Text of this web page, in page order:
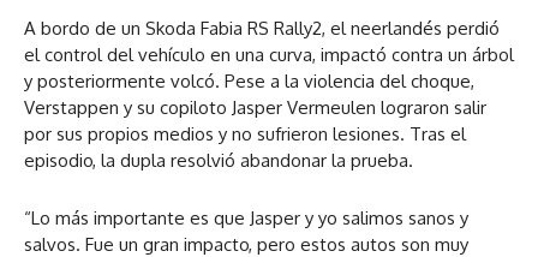
A bordo de un Skoda Fabia RS Rally2, el neerlandés perdió
el control del vehículo en una curva, impactó contra un árbol
y posteriormente volcó. Pese a la violencia del choque,
Verstappen y su copiloto Jasper Vermeulen lograron salir
por sus propios medios y no sufrieron lesiones. Tras el
episodio, la dupla resolvió abandonar la prueba.
“Lo más importante es que Jasper y yo salimos sanos y
salvos. Fue un gran impacto, pero estos autos son muy